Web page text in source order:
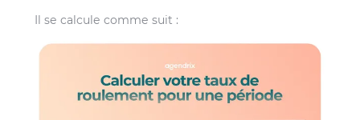
Il se calcule comme suit :